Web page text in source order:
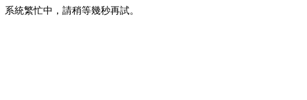
系統繁忙中，請稍等幾秒再試。